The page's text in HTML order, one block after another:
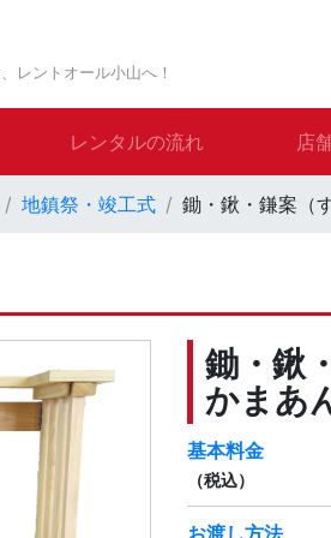
レントオール小山へ！
レンタルの流れ 店
地鎮祭・竣工式 鋤・鍬・鎌案（
鋤・鍬
かまあ
基本料金
（税込）
お渡し方法